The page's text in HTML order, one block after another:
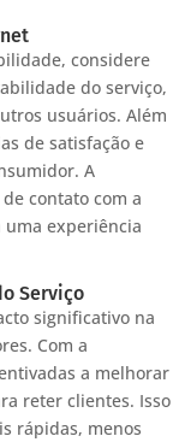
considere
do serviço,
usuários. Além
de satisfação e
A
contato com a
uma experiência
Serviço
significativo na
Com a
a melhorar
reter clientes. Isso
rápidas, menos